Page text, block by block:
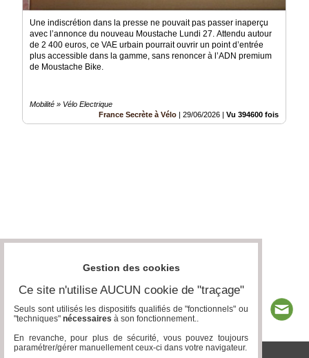
Une indiscrétion dans la presse ne pouvait pas passer inaperçu
avec l’annonce du nouveau Moustache Lundi 27. Attendu autour
de 2 400 euros, ce VAE urbain pourrait ouvrir un point d’entrée
plus accessible dans la gamme, sans renoncer à l’ADN premium
de Moustache Bike.
Mobilité » Vélo Electrique
France Secrète à Vélo
29/06/2026 Vu 394600 fois
Gestion des cookies
Ce site n'utilise AUCUN cookie de "traçage"
Seuls sont utilisés les dispositifs qualifiés de "fonctionnels" ou
"techniques" nécessaires à son fonctionnement..
En revanche, pour plus de sécurité, vous pouvez toujours
paramétrer/gérer manuellement ceux-ci dans votre navigateur.